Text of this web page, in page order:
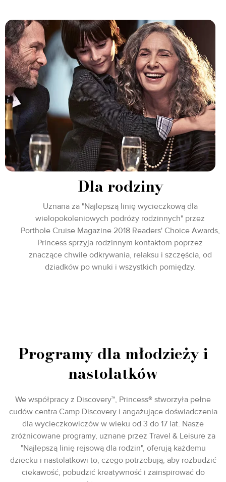
Dla rodziny
Uznana za "Najlepszą linię wycieczkową dla
wielopokoleniowych podróży rodzinnych" przez
Porthole Cruise Magazine 2018 Readers' Choice Awards,
Princess sprzyja rodzinnym kontaktom poprzez
znaczące chwile odkrywania, relaksu i szczęścia, od
dziadków po wnuki i wszystkich pomiędzy.
Programy dla młodzieży i
nastolatków
We współpracy z Discovery™, Princess® stworzyła pełne
cudów centra Camp Discovery i angażujące doświadczenia
dla wycieczkowiczów w wieku od 3 do 17 lat. Nasze
zróżnicowane programy, uznane przez Travel & Leisure za
"Najlepszą linię rejsową dla rodzin", oferują każdemu
dziecku i nastolatkowi to, czego potrzebują, aby rozbudzić
ciekawość, pobudzić kreatywność i zainspirować do